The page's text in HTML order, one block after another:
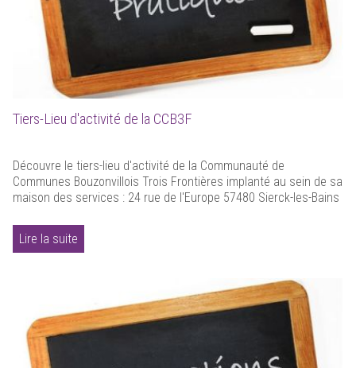
Tiers-Lieu d'activité de la CCB3F
Découvre le tiers-lieu d'activité de la Communauté de
Communes Bouzonvillois Trois Frontières implanté au sein de sa
maison des services : 24 rue de l'Europe 57480 Sierck-les-Bains
Lire la suite